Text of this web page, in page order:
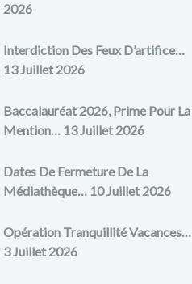
2026
Interdiction Des Feux D’artifice…
13 Juillet 2026
Baccalauréat 2026, Prime Pour La
Mention… 13 Juillet 2026
Dates De Fermeture De La
Médiathèque… 10 Juillet 2026
Opération Tranquillité Vacances…
3 Juillet 2026